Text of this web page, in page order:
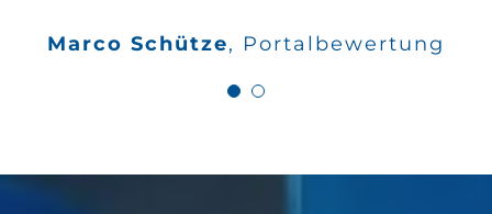
Marco Schütze, Portalbewertung
Wilfried Kahle
Google